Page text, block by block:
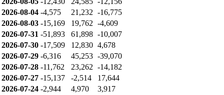
2026-08-04 -4,575 21,232 -16,775
2026-08-03 -15,169 19,762 -4,609
2026-07-31 -51,893 61,898 -10,007
2026-07-30 -17,509 12,830 4,678
2026-07-29 -6,316 45,253 -39,070
2026-07-28 -11,762 23,262 -14,182
2026-07-27 -15,137 -2,514
17,644
2026-07-24 -2,944 4,970
3,917